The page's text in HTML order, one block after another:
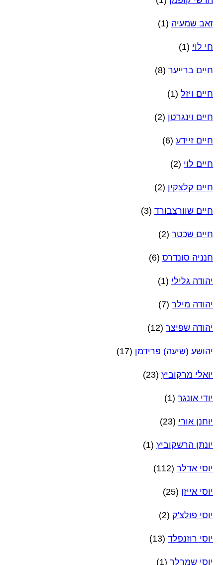
זאב שמעיה (1)
חי לוי (1)
חיים ברייער (8)
חיים ויזל (1)
חיים וינגרטן (2)
חיים זיידע (6)
חיים לוי (2)
חיים קלצקין (2)
חיים שוורצבורד (3)
חיים שכטר (2)
חנניה סונדרס (6)
יהודה גלילי (1)
יהודה מילר (7)
יהודה שפיצר (12)
יהושע (שיעה) פרידמן (17)
יואלי מרקוביץ (23)
יודי אונגר (1)
יוחנן אורי (23)
יונתן הרשקוביץ (1)
יוסי אדלר (112)
יוסי אייזן (25)
יוסי פולצ'ק (2)
יוסי רוזנפלד (13)
יוסי שמרלר (1)